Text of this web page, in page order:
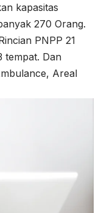
kapasitas
270 Orang.
PNPP 21
tempat. Dan
Areal